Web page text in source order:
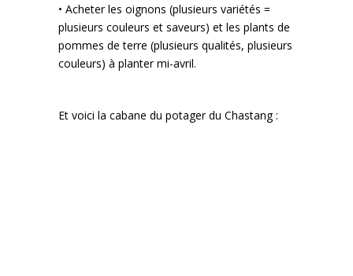
• Acheter les oignons (plusieurs variétés =
plusieurs couleurs et saveurs) et les plants de
pommes de terre (plusieurs qualités, plusieurs
couleurs) à planter mi-avril.
Et voici la cabane du potager du Chastang :